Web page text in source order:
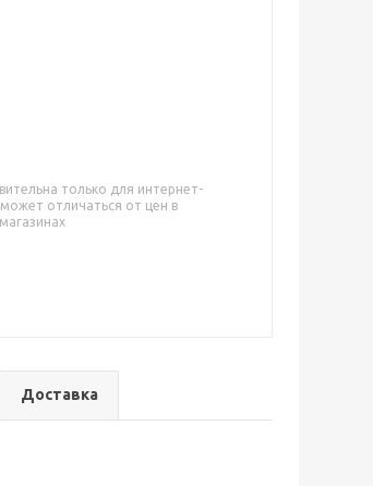
только для интернет-
отличаться от цен в
Доставка